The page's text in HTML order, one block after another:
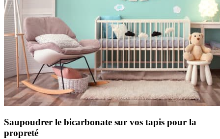
Saupoudrer le bicarbonate sur vos tapis pour la
propreté